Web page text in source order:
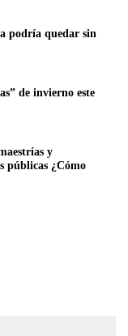
podría quedar sin
de invierno este
y
públicas ¿Cómo